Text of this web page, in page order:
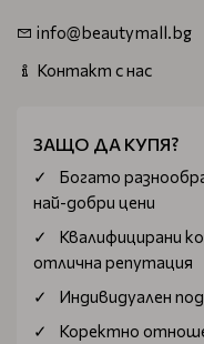
info@beautymall.bg
Контакт с нас
ЗАЩО ДА КУПЯ?
Богатo
най-добри цени
Квалифицирани
отлична репутация
Индивидуален
Коректно